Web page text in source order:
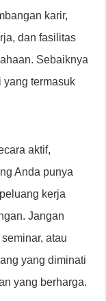
karir,
dan fasilitas
Sebaiknya
yang termasuk
aktif,
Anda punya
kerja
Jangan
atau
yang diminati
yang berharga.